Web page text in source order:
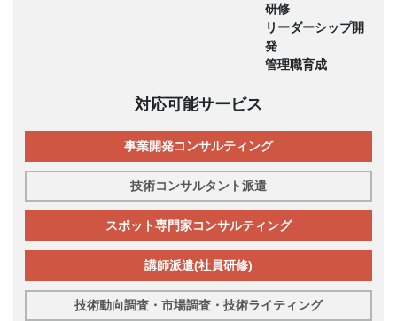
研修
リーダーシップ開
発
管理職育成
対応可能サービス
事業開発コンサルティング
技術コンサルタント派遣
スポット専門家コンサルティング
講師派遣(社員研修)
技術動向調査・市場調査・技術ライティング